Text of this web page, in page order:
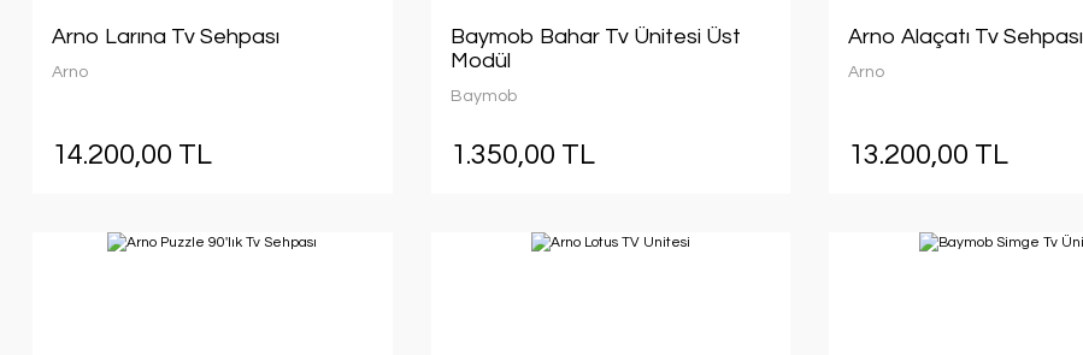
Arno Larına Tv Sehpası
Arno
14.200,00 TL
Baymob Bahar Tv Ünitesi Üst
Modül
Baymob
1.350,00 TL
Arno Alaçatı Tv Sehpası
Arno
13.200,00 TL